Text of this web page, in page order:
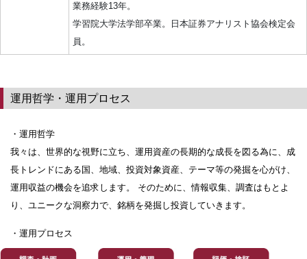
業務経験13年。
学習院大学法学部卒業。日本証券アナリスト協会検定会
員。
運用哲学 ・運用プロセス
・運用哲学
我々は、世界的な視野に立ち、運用資産の長期的な成長を図る為に、成
長トレンドにある国、地域、投資対象資産、テーマ等の発掘を心がけ、
運用収益の機会を追求します。 そのために、情報収集、調査はもとよ
り、ユニークな洞察力で、銘柄を発掘し投資していきます。
・運用プロセス